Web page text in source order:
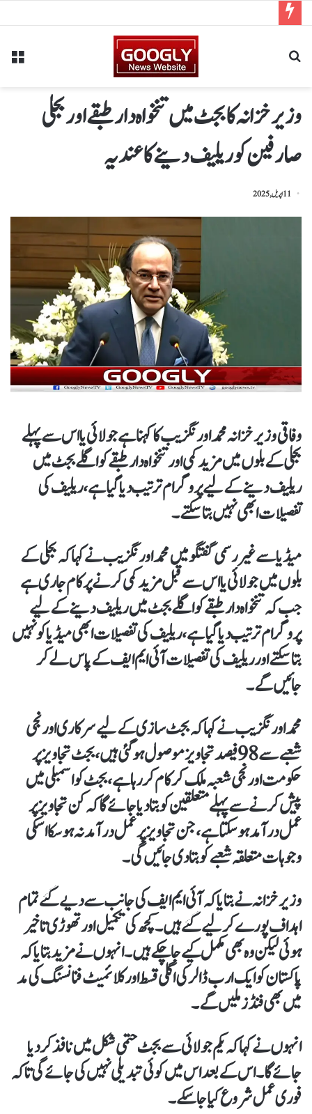
وزیر خزانہ کا بجٹ میں تنخواہ دار طبقے اور بجلی
صارفین کو ریلیف دینے کا عندیہ
11 اپریل, 2025
وفاقی وزیر خزانہ محمد اورنگزیب کا کہنا ہے جولائی یا اس سے پہلے
بجلی کے بلوں میں مزید کمی اور تنخواہ دار طبقے کو اگلے بجٹ میں
ریلیف دینے کےلیے پروگرام ترتیب دیا گیا ہے، ریلیف کی
تفصیلات ابھی نہیں بتاسکتے۔
میڈیا سے غیر رسمی گفتگو میں محمد اورنگزیب نے کہاکہ بجلی کے
بلوں میں جولائی یا اس سے قبل مزید کمی کرنے پر کام جاری ہے
جب کہ تنخواہ دار طبقے کو اگلے بجٹ میں ریلیف دینے کےلیے
پروگرام ترتیب دیا گیا ہے،ریلیف کی تفصیلات ابھی میڈیا کو نہیں
بتاسکتے اور ریلیف کی تفصیلات آئی ایم ایف کے پاس لےکر
جائیں گے۔
محمد اورنگزیب نے کہاکہ بجٹ سازی کےلیے سرکاری اور نجی
شعبے سے 98 فیصد تجاویز موصول ہوگئی ہیں، بجٹ تجاویز پر
حکومت اور نجی شعبہ ملک کر کام کررہا ہے، بجٹ کو اسمبلی میں
پیش کرنے سےپہلے متعلقین کو بتادیا جائے گا کہ کن تجاویز پر
عمل درآمد ہوسکتا ہے،جن تجاویز پر عمل درآمد نہ ہو سکا اسکی
وجوہات متعلقہ شعبے کو بتادی جائیں گی۔
وزیر خزانہ نے بتایاکہ آئی ایم ایف کی جانب سے دیے گئے تمام
اہداف پورے کرلیے گئے ہیں۔کچھ کی تکمیل اور تھوڑی تاخیر
ہوئی لیکن وہ بھی مکمل کیے جاچکے ہیں۔ انہوں نے مزید بتایاکہ
پاکستان کو ایک ارب ڈالر کی اگلی قسط اور کلائمیٹ فنانسنگ کی مد
میں بھی فنڈز ملیں گے۔
انہوں نے کہا کہ یکم جولائی سے بجٹ حتمی شکل میں نافذ کردیا
جائے گا۔اس کے بعد اس میں کوئی تبدیلی نہیں کی جائے گی تاکہ
فوری عمل شروع کیا جا سکے۔